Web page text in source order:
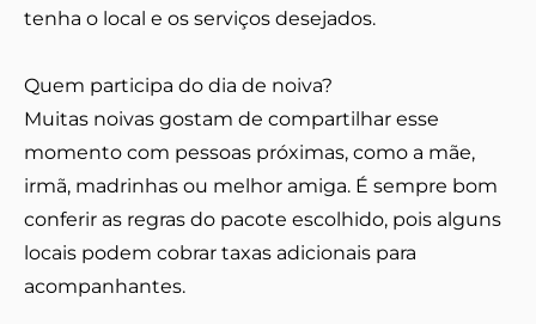
tenha o local e os serviços desejados.
Quem participa do dia de noiva?
Muitas noivas gostam de compartilhar esse
momento com pessoas próximas, como a mãe,
irmã, madrinhas ou melhor amiga. É sempre bom
conferir as regras do pacote escolhido, pois alguns
locais podem cobrar taxas adicionais para
acompanhantes.